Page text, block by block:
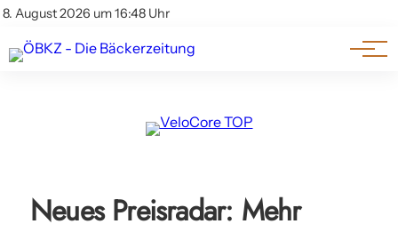
8. August 2026 um 16:48 Uhr
Impressum & Offenlegung
Am Wort
Genuss & Trends
Neues Preisradar: Mehr